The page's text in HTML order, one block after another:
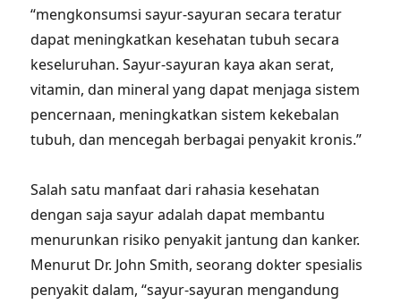
“mengkonsumsi sayur-sayuran secara teratur
dapat meningkatkan kesehatan tubuh secara
keseluruhan. Sayur-sayuran kaya akan serat,
vitamin, dan mineral yang dapat menjaga sistem
pencernaan, meningkatkan sistem kekebalan
tubuh, dan mencegah berbagai penyakit kronis.”
Salah satu manfaat dari rahasia kesehatan
dengan saja sayur adalah dapat membantu
menurunkan risiko penyakit jantung dan kanker.
Menurut Dr. John Smith, seorang dokter spesialis
penyakit dalam, “sayur-sayuran mengandung